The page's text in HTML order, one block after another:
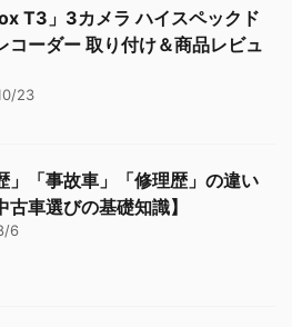
T3」3カメラ ハイスペックド
コーダー 取り付け＆商品レビュ
23
」「事故車」「修理歴」の違い
古車選びの基礎知識】
6